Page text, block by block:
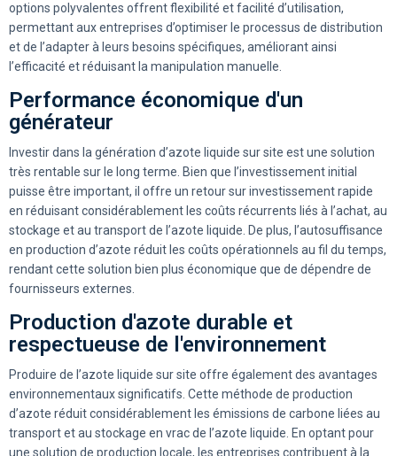
options polyvalentes offrent flexibilité et facilité d’utilisation,
permettant aux entreprises d’optimiser le processus de distribution
et de l’adapter à leurs besoins spécifiques, améliorant ainsi
l’efficacité et réduisant la manipulation manuelle.
Performance économique d'un
générateur
Investir dans la génération d’azote liquide sur site est une solution
très rentable sur le long terme. Bien que l’investissement initial
puisse être important, il offre un retour sur investissement rapide
en réduisant considérablement les coûts récurrents liés à l’achat, au
stockage et au transport de l’azote liquide. De plus, l’autosuffisance
en production d’azote réduit les coûts opérationnels au fil du temps,
rendant cette solution bien plus économique que de dépendre de
fournisseurs externes.
Production d'azote durable et
respectueuse de l'environnement
Produire de l’azote liquide sur site offre également des avantages
environnementaux significatifs. Cette méthode de production
d’azote réduit considérablement les émissions de carbone liées au
transport et au stockage en vrac de l’azote liquide. En optant pour
une solution de production locale, les entreprises contribuent à la